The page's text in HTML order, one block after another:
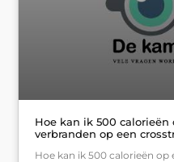
Hoe kan ik 500 calorieën
verbranden op een
Hoe kan ik 500 calorieën